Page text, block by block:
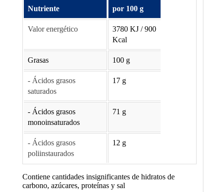
Nutriente por 100 g
Valor energético
3780 KJ / 900
Kcal
Grasas 100 g
- Ácidos grasos
saturados
17 g
- Ácidos grasos
monoinsaturados
71 g
- Ácidos grasos
poliinstaurados
12 g
Contiene cantidades insignificantes de hidratos de
carbono, azúcares, proteínas y sal